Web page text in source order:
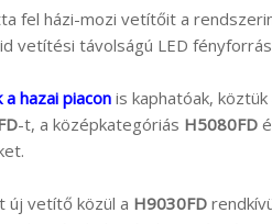
fel házi-mozi vetítőit a
vetítési távolságú LED
hazai piaconis kaphatóak, köztük
-t, a középkategóriás H5080FD
új vetítő közül a H9030FD